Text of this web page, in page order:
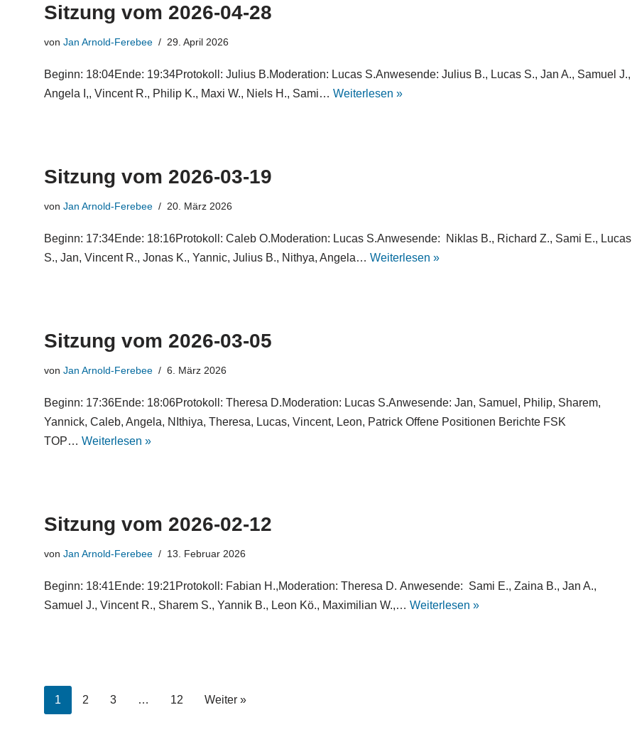
Sitzung vom 2026-04-28
von Jan Arnold-Ferebee 29. April 2026
Beginn: 18:04Ende: 19:34Protokoll: Julius B.Moderation: Lucas S.Anwesende: Julius B., Lucas S., Jan A., Samuel J.,
Angela I,, Vincent R., Philip K., Maxi W., Niels H., Sami… Weiterlesen »
Sitzung vom 2026-03-19
von Jan Arnold-Ferebee 20. März 2026
Beginn: 17:34Ende: 18:16Protokoll: Caleb O.Moderation: Lucas S.Anwesende: Niklas B., Richard Z., Sami E., Lucas
S., Jan, Vincent R., Jonas K., Yannic, Julius B., Nithya, Angela… Weiterlesen »
Sitzung vom 2026-03-05
von Jan Arnold-Ferebee 6. März 2026
Beginn: 17:36Ende: 18:06Protokoll: Theresa D.Moderation: Lucas S.Anwesende: Jan, Samuel, Philip, Sharem,
Yannick, Caleb, Angela, NIthiya, Theresa, Lucas, Vincent, Leon, Patrick Offene Positionen Berichte FSK
TOP… Weiterlesen »
Sitzung vom 2026-02-12
von Jan Arnold-Ferebee 13. Februar 2026
Beginn: 18:41Ende: 19:21Protokoll: Fabian H.,Moderation: Theresa D. Anwesende: Sami E., Zaina B., Jan A.,
Samuel J., Vincent R., Sharem S., Yannik B., Leon Kö., Maximilian W.,… Weiterlesen »
1 2 3 … 12 Weiter »